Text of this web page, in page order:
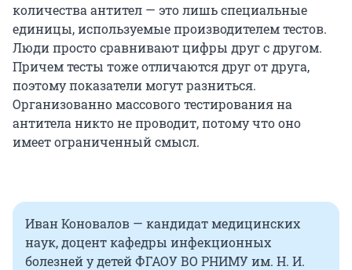
количества антител — это лишь специальные
единицы, используемые производителем тестов.
Люди просто сравнивают цифры друг с другом.
Причем тесты тоже отличаются друг от друга,
поэтому показатели могут разниться.
Организованно массового тестирования на
антитела никто не проводит, потому что оно
имеет ограниченный смысл.
Иван Коновалов — кандидат медицинских
наук, доцент кафедры инфекционных
болезней у детей ФГАОУ ВО РНИМУ им. Н. И.